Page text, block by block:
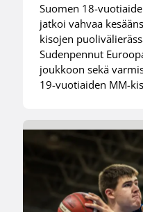
Suomen 18-
jatkoi vahvaa
kisojen
Sudenpennut
joukkoon sekä
19-vuotiaiden MM-